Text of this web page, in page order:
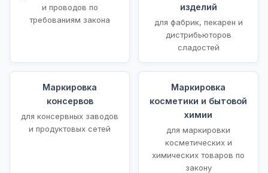
и проводов по
требованиям закона
изделий
для фабрик, пекарен и
дистрибьюторов
сладостей
Маркировка
консервов
для консервных заводов
и продуктовых сетей
Маркировка
косметики и бытовой
химии
для маркировки
косметических и
химических товаров по
закону